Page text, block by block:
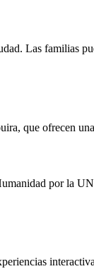
Las familias
que ofrecen
por la